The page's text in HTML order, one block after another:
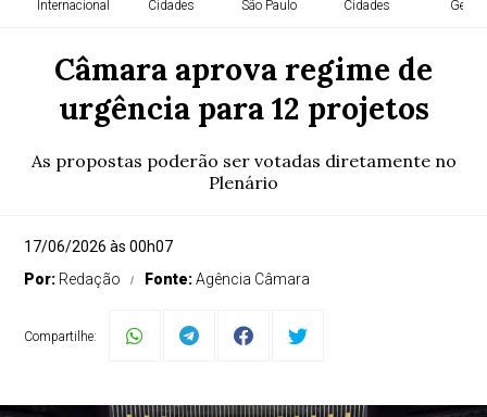
Internacional Cidades São Paulo Cidades Geral
Câmara aprova regime de
urgência para 12 projetos
As propostas poderão ser votadas diretamente no
Plenário
17/06/2026 às 00h07
Por: Redação Fonte:Agência Câmara
Compartilhe: